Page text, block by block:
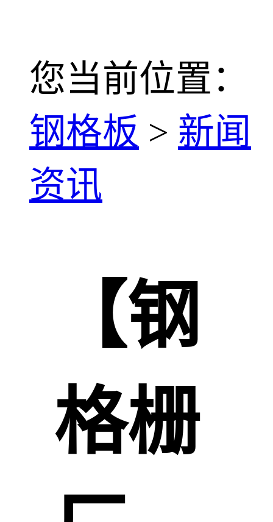
您当前位置：
钢格板 > 新闻
资讯
【钢
格栅